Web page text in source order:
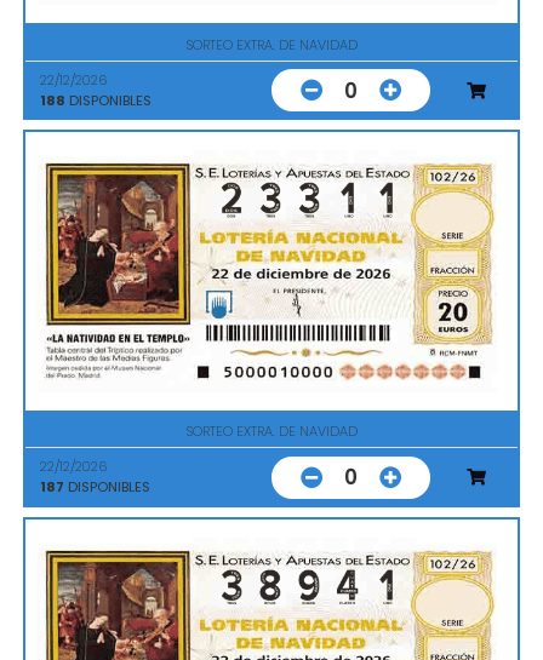
SORTEO EXTRA. DE NAVIDAD
22/12/2026
188 DISPONIBLES 0
SORTEO EXTRA. DE NAVIDAD
22/12/2026
187 DISPONIBLES 0